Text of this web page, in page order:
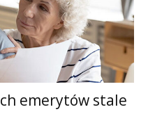
emerytów stale